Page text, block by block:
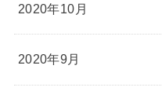
2020年10月
2020年9月